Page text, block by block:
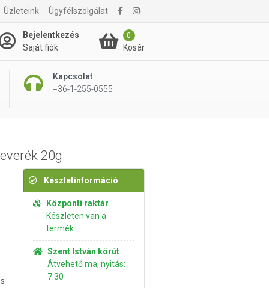
Üzleteink Ügyfélszolgálat
Bejelentkezés
Saját fiók
0
Kosár
Kapcsolat
+36-1-255-0555
295 Ft Kosárba rakom
20g
Készletinformáció
Központi raktár
Készleten van a
termék
Szent István körút
Átvehető ma, nyitás:
7:30